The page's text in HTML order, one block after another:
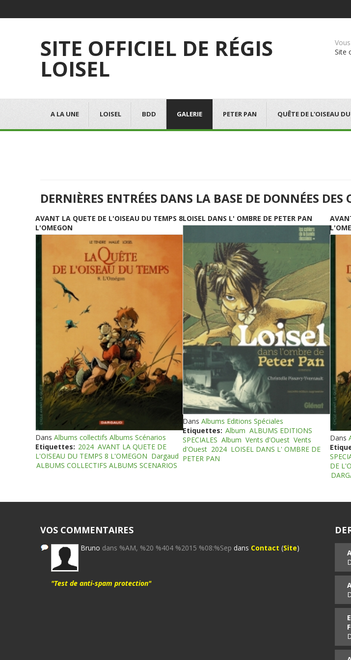
SITE OFFICIEL DE RÉGIS
LOISEL
Site
A LA UNE LOISEL BDD GALERIE PETER PAN QUÊTE DE L'OISEAU
DERNIÈRES ENTRÉES DANS LA BASE DE DONNÉES DES
AVANT LA QUETE DE L'OISEAU DU TEMPS 8
L'OMEGON
Dans Albums collectifs Albums Scénarios
Etiquettes: 2024 AVANT LA QUETE DE
L'OISEAU DU TEMPS 8 L'OMEGON Dargaud
ALBUMS COLLECTIFS ALBUMS SCENARIOS
LOISEL DANS L' OMBRE DE PETER PAN
Dans Albums Editions Spéciales
Etiquettes: Album ALBUMS EDITIONS
SPECIALES Album Vents d'Ouest Vents
d'Ouest 2024 LOISEL DANS L' OMBRE DE
PETER PAN
Dans
DE
VOS COMMENTAIRES
Bruno dans %AM, %20 %404 %2015 %08:%Sep dans Contact (Site)
"Test de anti-spam protection"